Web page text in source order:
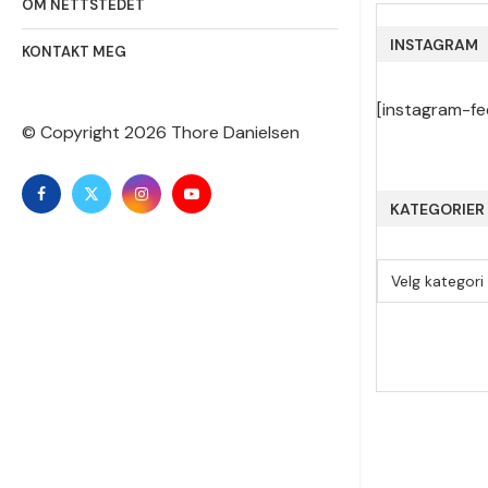
OM NETTSTEDET
KONTAKT MEG
© Copyright 2026 Thore Danielsen
INSTAGRAM
[instagram-
KATEGORIER